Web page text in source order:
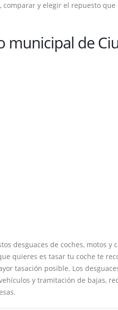
y elegir el repuesto que
de
desguaces de coches, motos y
quieres es tasar tu coche te
tasación posible. Los
y tramitación de bajas,